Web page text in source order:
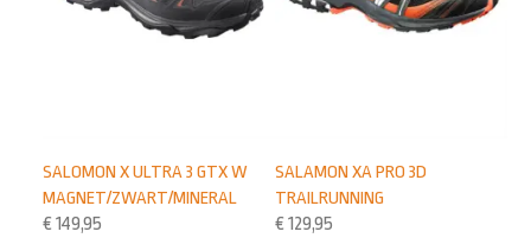
SALAMON XA PRO 3D
TRAILRUNNING
€ 129,95
SALOMON X ULTRA 3 GTX W
MAGNET/ZWART/MINERAL
€ 149,95